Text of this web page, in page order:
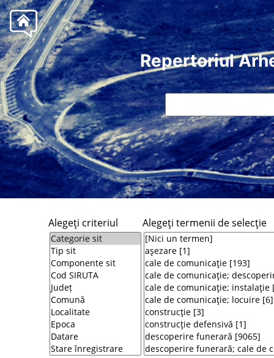
Repertoriul
Alegeţi criteriul Alegeţi termenii de selecţie